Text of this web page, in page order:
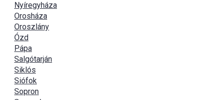
Nyíregyháza
Orosháza
Oroszlány
Ózd
Pápa
Salgótarján
Siklós
Siófok
Sopron